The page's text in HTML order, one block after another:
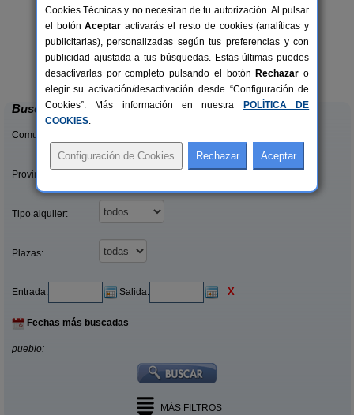
20+1 pers.
desde25 €
La Casa del Lago de Campoo
Orzales (Cantabria)
Buscar
Comunidades:
Provincias/Islas:
Tipo alquiler:
Plazas:
Entrada: Salida: X
Fechas más buscadas
pueblo:
MÁS FILTROS
Cookies Técnicas y no necesitan de tu autorización. Al pulsar
el botónAceptar activarás el resto de cookies (analíticas y
publicitarias), personalizadas según tus preferencias y con
publicidad ajustada a tus búsquedas. Estas últimas puedes
desactivarlas por completo pulsando el botón Rechazar o
elegir su activación/desactivación desde “Configuración de
Cookies”. Más información en nuestra
POLÍTICA DE
COOKIES.